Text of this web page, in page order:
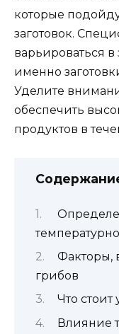
которые
заготовок.
варьироваться в
именно
Уделите
обеспечить
продуктов в
Факторы,
грибов
Что
Влияние